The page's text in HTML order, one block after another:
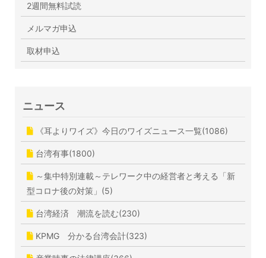
2週間無料試読
メルマガ申込
取材申込
ニュース
《耳よりワイズ》今日のワイズニュース一覧(1086)
台湾有事(1800)
～集中特別連載～テレワーク中の経営者と考える「新
型コロナ後の対策」(5)
台湾経済 潮流を読む(230)
KPMG 分かる台湾会計(323)